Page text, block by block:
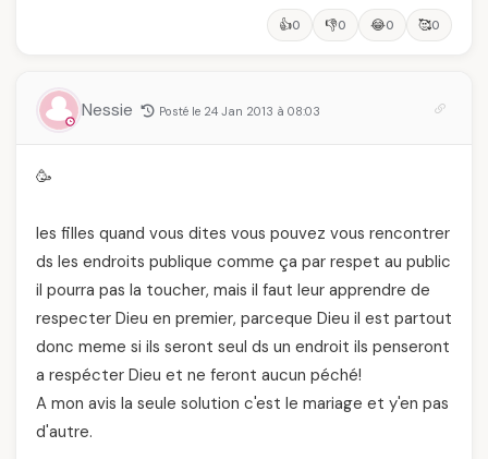
👍0 👎0 😂0 🥰0
Nessie Posté le 24 Jan 2013 à 08:03
🥳
les filles quand vous dites vous pouvez vous rencontrer
ds les endroits publique comme ça par respet au public
il pourra pas la toucher, mais il faut leur apprendre de
respecter Dieu en premier, parceque Dieu il est partout
donc meme si ils seront seul ds un endroit ils penseront
a respécter Dieu et ne feront aucun péché!
A mon avis la seule solution c'est le mariage et y'en pas
d'autre.